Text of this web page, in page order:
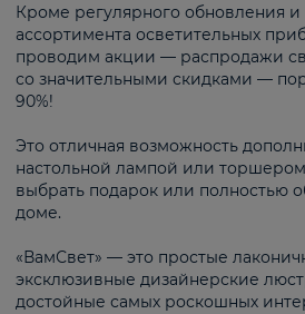
Кроме регулярного обновления
ассортимента осветительных
проводим акции — распродажи
со значительными скидками —
90%!
Это отличная возможность
настольной лампой или
выбрать подарок или полностью
доме.
«ВамСвет» — это простые
эксклюзивные дизайнерские
достойные самых роскошных